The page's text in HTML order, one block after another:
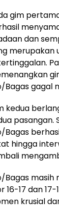
gim
dan
merupakan
Bagas gagal
kedua
pasangan.
Bagas
hingga
Bagas
16-17 dan
krusial